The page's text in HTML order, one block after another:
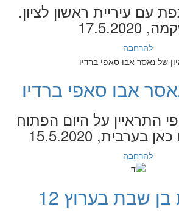
עם עיריית ראשון לציון.
להרחבה
אבו סאפי ברדיו
התראיין על היום הפתוח
בערבית, 15.5.2020
להרחבה
שבת בערוץ 12